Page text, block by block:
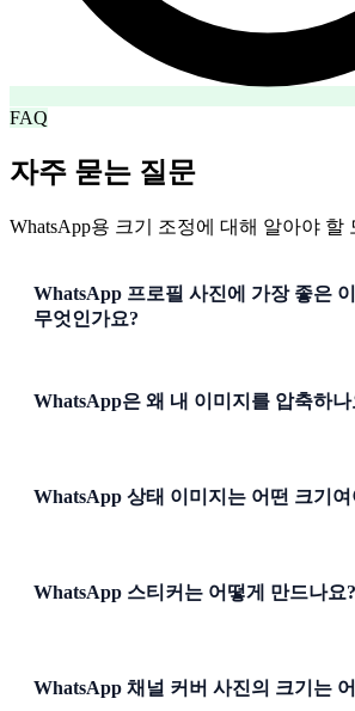
FAQ
자주 묻는 질문
WhatsApp용 크기 조정에 대해 알아야 할
WhatsApp 프로필 사진에 가장 좋은
무엇인가요?
WhatsApp은 왜 내 이미지를 압축하나
WhatsApp 상태 이미지는 어떤 크기여
WhatsApp 스티커는 어떻게 만드나요?
WhatsApp 채널 커버 사진의 크기는